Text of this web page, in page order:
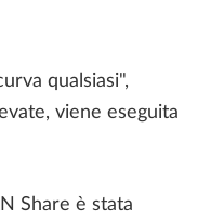
qualsiasi",
viene eseguita
Share è stata